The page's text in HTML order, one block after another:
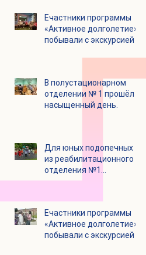
Eчастники программы
«Активное долголетие»
побывали с экскурсией в
В полустационарном
отделении № 1 прошёл
насыщенный день.
Для юных подопечных
из реабилитационного
отделения №1
состоялся
класс
Eчастники программы
«Активное долголетие»
побывали с экскурсией в